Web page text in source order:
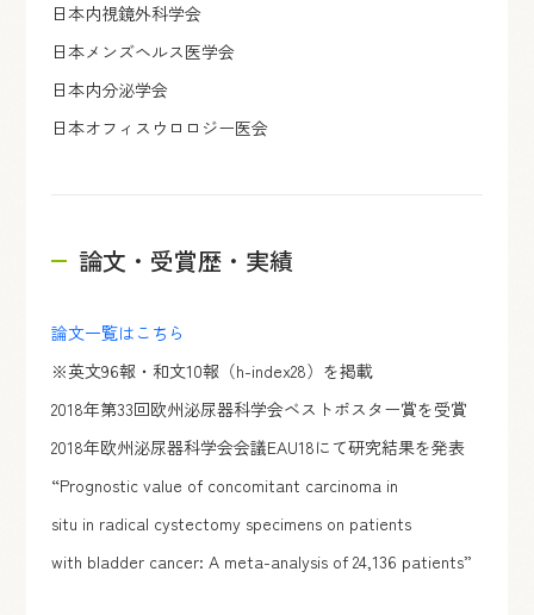
日本内視鏡外科学会
日本メンズヘルス医学会
日本内分泌学会
日本オフィスウロロジー医会
論文・受賞歴・実績
論文一覧はこちら
※英文96報・和文10報（h-index28）を掲載
2018年第33回欧州泌尿器科学会ベストポスター賞を受賞
2018年欧州泌尿器科学会会議EAU18にて研究結果を発表
“Prognostic value of concomitant carcinoma in
situ in radical cystectomy specimens on patients
with bladder cancer: A meta-analysis of 24,136 patients”